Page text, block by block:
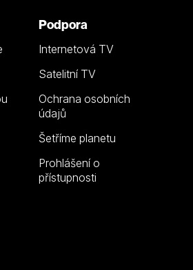
Podpora
Internetová TV
Satelitní TV
Ochrana osobních
údajů
Šetříme planetu
Prohlášení o
přístupnosti